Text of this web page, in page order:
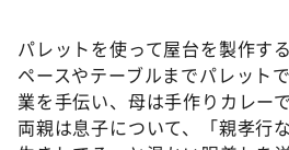
パレットを使って屋台を製作す
ペースやテーブルまでパレット
業を手伝い、母は手作りカレー
両親は息子について、「親孝行